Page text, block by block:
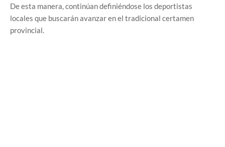
De esta manera, continúan definiéndose los deportistas
locales que buscarán avanzar en el tradicional certamen
provincial.